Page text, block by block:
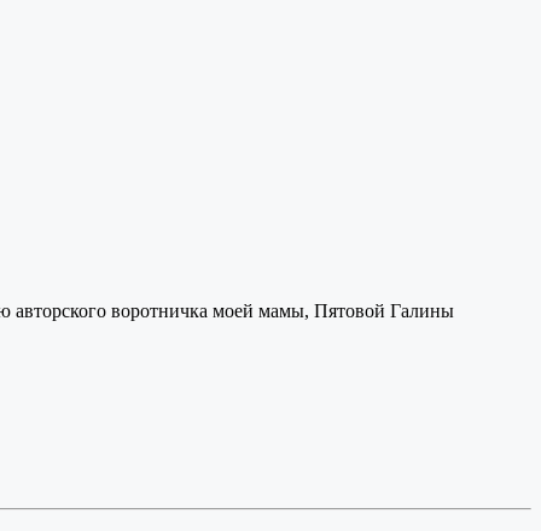
авторского воротничка моей мамы, Пятовой Галины